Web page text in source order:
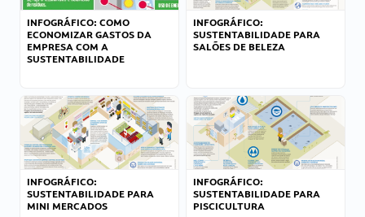
INFOGRÁFICO: COMO
ECONOMIZAR GASTOS DA
EMPRESA COM A
SUSTENTABILIDADE
INFOGRÁFICO:
SUSTENTABILIDADE PARA
SALÕES DE BELEZA
INFOGRÁFICO:
SUSTENTABILIDADE PARA
MINI MERCADOS
INFOGRÁFICO:
SUSTENTABILIDADE PARA
PISCICULTURA